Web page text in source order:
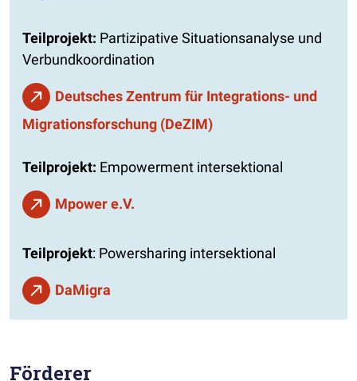
Teilprojekt: Partizipative Situationsanalyse und
Verbundkoordination
Deutsches Zentrum für Integrations- und
Migrationsforschung (DeZIM)
Teilprojekt: Empowerment intersektional
Mpower e.V.
Teilprojekt: Powersharing intersektional
DaMigra
Förderer